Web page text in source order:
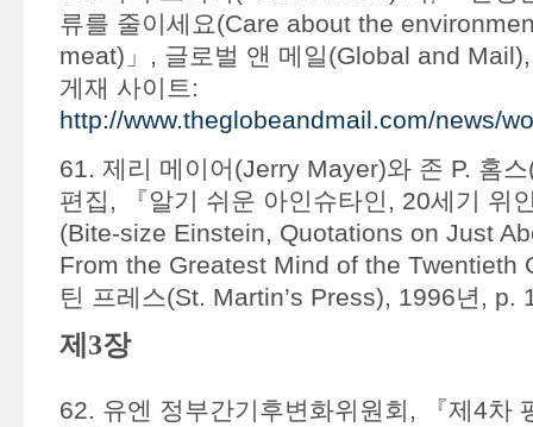
류를 줄이세요(Care about the
meat)」, 글로벌 앤 메일(Global and
게재 사이트:
http://www.theglobeandmail.com/news/
61. 제리 메이어(Jerry Mayer)와 존 P. 홈
편집, 『알기 쉬운 아인슈타인, 20세기 위
(Bite-size Einstein, Quotations on Just
From the Greatest Mind of the Twentieth
틴 프레스(St. Martin’s Press), 1996년, p.
제3장
62. 유엔 정부간기후변화위원회, 『제4차